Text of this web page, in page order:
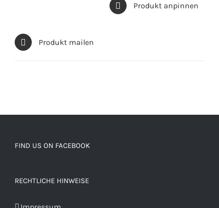
Produkt anpinnen
Produkt mailen
FIND US ON FACEBOOK
RECHTLICHE HINWEISE